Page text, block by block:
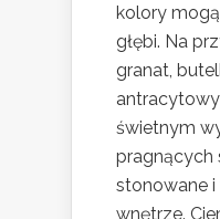
kolory
głębi. Na
granat,
świetnym
pragnących
stonowane
wnętrze.